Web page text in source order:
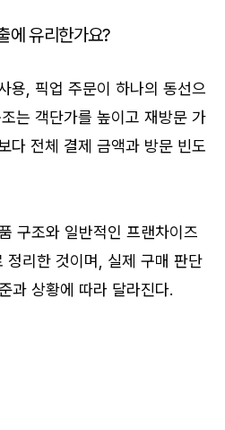
에 유리한가요?
용, 픽업 주문이 하나의 동선으
는 객단가를 높이고 재방문 가
다 전체 결제 금액과 방문 빈도
구조와 일반적인 프랜차이즈
정리한 것이며, 실제 구매 판단
과 상황에 따라 달라진다.